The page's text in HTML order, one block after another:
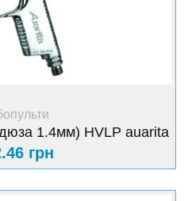
+ Купити
1.4мм) HVLP auarita
грн